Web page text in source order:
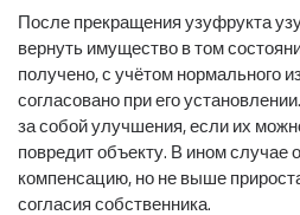
После прекращения узуфрукта
вернуть имущество в том
получено, с учётом нормального
согласовано при его
за собой улучшения, если их
повредит объекту. В ином случае
компенсацию, но не выше
согласия собственника.